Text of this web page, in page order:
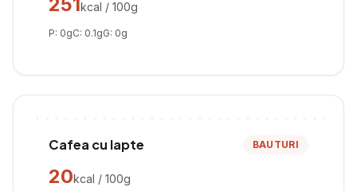
kcal / 100g
P: 0gC: 0.1gG: 0g
Cafea cu lapte BAUTURI
20kcal / 100g